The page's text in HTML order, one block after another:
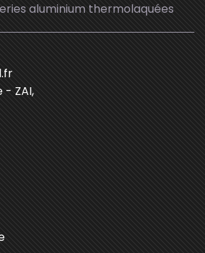
aluminium thermolaquées
- ZAI,